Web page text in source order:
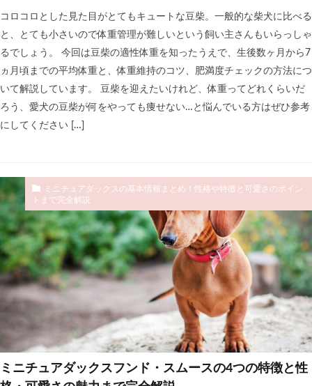
コロコロとした見た目がとてもキュートな豆柴。一般的な柴犬に比べる
と、とても小さいので体重管理が難しいという飼い主さんもいらっしゃ
るでしょう。 今回は豆柴の適性体重を知ったうえで、生後数ヶ月から7
ヵ月頃までの平均体重と、体重維持のコツ、肥満度チェックの方法につ
いて解説しています。 豆柴を迎えたいけれど、体重ってどれくらいだ
ろう、愛犬の豆柴が何をやっても痩せない…と悩んでいる方はぜひ参考
にしてください […]
ミニチュアダックスの基本情報まとめ！性格や特徴と可愛さのポイン
トまで完全解説
ミニチュアダックスフンド・スムースの4つの特徴と性